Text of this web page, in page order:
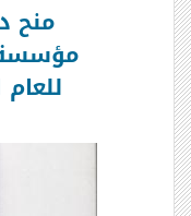
منح
للعام